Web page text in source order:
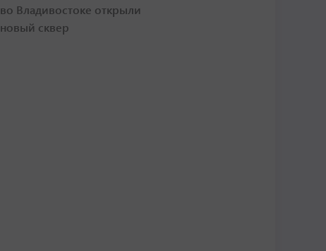
во Владивостоке открыли
новый сквер